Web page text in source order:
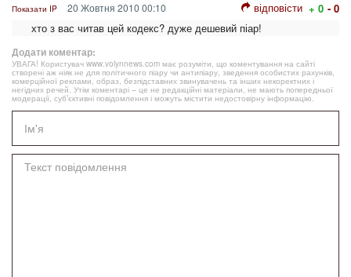
Показати IP 20 Жовтня 2010 00:10 відповісти + 0 - 0
хто з вас читав цей кодекс? дуже дешевий піар!
Додати коментар:
УВАГА! Користувач www.volynnews.com має розуміти, що коментування на сайті
створені аж ніяк не для політичного піару чи антипіару, зведення особистих рахунків,
комерційної реклами, образ, безпідставних звинувачень та інших некоректних і
негідних речей. Утім коментарі – це не редакційні матеріали, не мають попередньої
модерації, суб’єктивні повідомлення і можуть містити недостовірну інформацію.